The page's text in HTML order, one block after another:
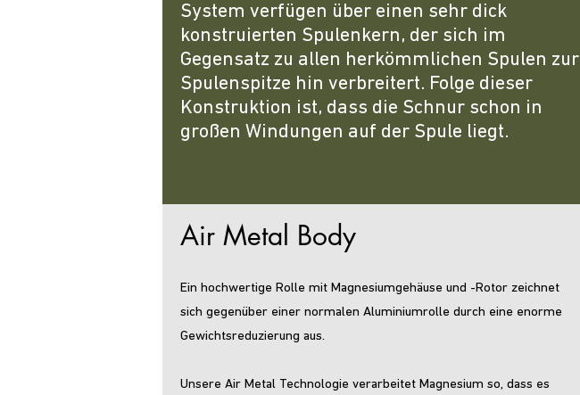
System verfügen über einen sehr dick
konstruierten Spulenkern, der sich im
Gegensatz zu allen herkömmlichen Spulen zur
Spulenspitze hin verbreitert. Folge dieser
Konstruktion ist, dass die Schnur schon in
großen Windungen auf der Spule liegt.
Air Metal Body
Ein hochwertige Rolle mit Magnesiumgehäuse und -Rotor zeichnet
sich gegenüber einer normalen Aluminiumrolle durch eine enorme
Gewichtsreduzierung aus.
Unsere Air Metal Technologie verarbeitet Magnesium so, dass es